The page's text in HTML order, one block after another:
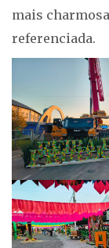
mais
referenciada.